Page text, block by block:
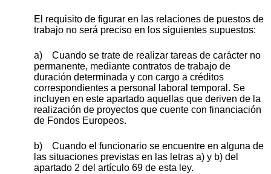
El requisito de figurar en las relaciones de puestos de
trabajo no será preciso en los siguientes supuestos:
a) Cuando se trate de realizar tareas de carácter no
permanente, mediante contratos de trabajo de
duración determinada y con cargo a créditos
correspondientes a personal laboral temporal. Se
incluyen en este apartado aquellas que deriven de la
realización de proyectos que cuente con financiación
de Fondos Europeos.
b) Cuando el funcionario se encuentre en alguna de
las situaciones previstas en las letras a) y b) del
apartado 2 del artículo 69 de esta ley.